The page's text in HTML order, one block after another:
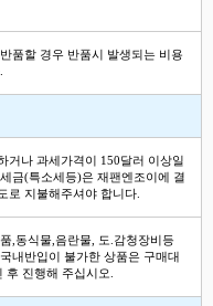
품할 경우 반품시 발생되는 비용
거나 과세가격이 150달러 이상일
금(특소세등)은 재팬엔조이에 결
로 지불해주셔야 합니다.
,동식물,음란물, 도.감청장비등
내반입이 불가한 상품은 구매대
후 진행해 주십시오.